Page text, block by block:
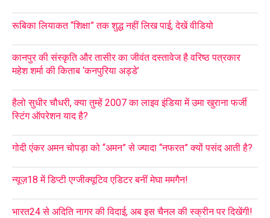
रूबिका लियाकत “शिक्षा” तक शुद्ध नहीं लिख पाई, देखें वीडियो
कानपुर की संस्कृति और तासीर का जीवंत दस्तावेज है वरिष्ठ पत्रकार
महेश शर्मा की किताब ‘कनपुरिया अड्डे’
हैलो सुधीर चौधरी, क्या तुम्हें 2007 का लाइव इंडिया में उमा खुराना फर्जी
स्टिंग ऑपरेशन याद है?
गोदी एंकर अमन चोपड़ा को “अमन” से ज्यादा “नफरत” क्यों पसंद आती है?
न्यूज़18 में डिप्टी एग्जीक्यूटिव एडिटर बनीं मेघा ममगैन!
भारत24 से अदिति नागर की विदाई, अब इस चैनल की स्क्रीन पर दिखेंगी!